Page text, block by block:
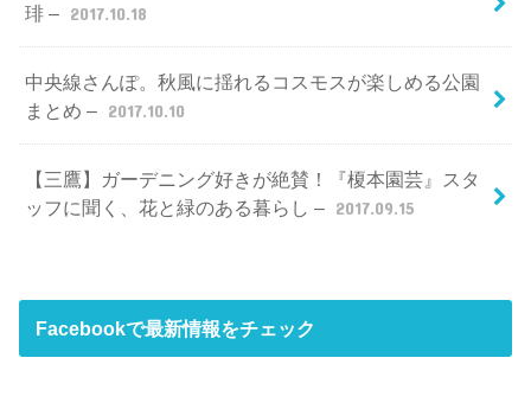
琲 – 2017.10.18
中央線さんぽ。秋風に揺れるコスモスが楽しめる公園
まとめ – 2017.10.10
【三鷹】ガーデニング好きが絶賛！『榎本園芸』スタ
ッフに聞く、花と緑のある暮らし – 2017.09.15
Facebookで最新情報をチェック